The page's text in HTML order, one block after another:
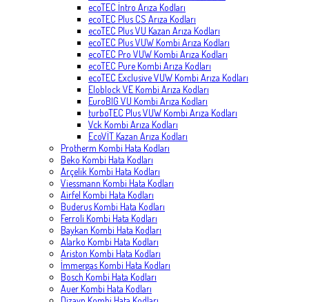
ecoTEC İntro Arıza Kodları
ecoTEC Plus CS Arıza Kodları
ecoTEC Plus VU Kazan Arıza Kodları
ecoTEC Plus VUW Kombi Arıza Kodları
ecoTEC Pro VUW Kombi Arıza Kodları
ecoTEC Pure Kombi Arıza Kodları
ecoTEC Exclusive VUW Kombi Arıza Kodları
Eloblock VE Kombi Arıza Kodları
EuroBIG VU Kombi Arıza Kodları
turboTEC Plus VUW Kombi Arıza Kodları
Vck Kombi Arıza Kodları
EcoVİT Kazan Arıza Kodları
Protherm Kombi Hata Kodları
Beko Kombi Hata Kodları
Arçelik Kombi Hata Kodları
Viessmann Kombi Hata Kodları
Airfel Kombi Hata Kodları
Buderus Kombi Hata Kodları
Ferroli Kombi Hata Kodları
Baykan Kombi Hata Kodları
Alarko Kombi Hata Kodları
Ariston Kombi Hata Kodları
İmmergas Kombi Hata Kodları
Bosch Kombi Hata Kodları
Auer Kombi Hata Kodları